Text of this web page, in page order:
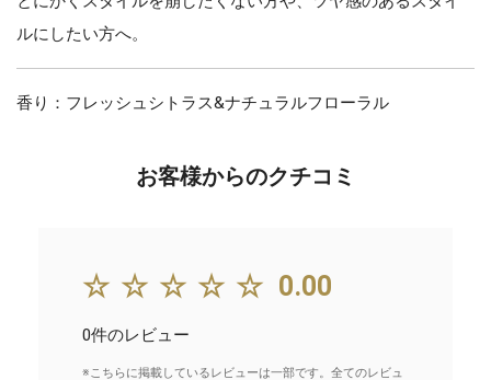
ルにしたい方へ。
香り：フレッシュシトラス&ナチュラルフローラル
お客様からのクチコミ
☆☆☆☆☆ 0.00
0件のレビュー
※こちらに掲載しているレビューは一部です。全てのレビュ